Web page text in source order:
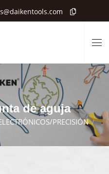
de aguja
PRECISIÓN